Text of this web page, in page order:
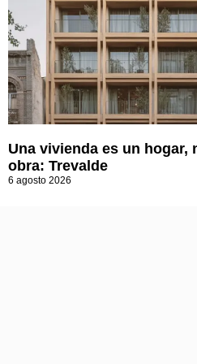
Una vivienda es un hogar,
obra: Trevalde
6 agosto 2026